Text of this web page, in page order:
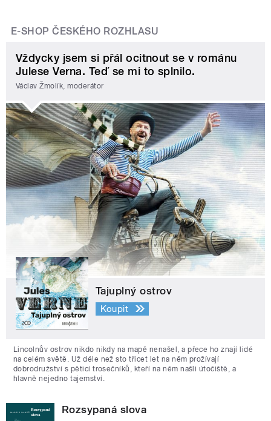
E-SHOP ČESKÉHO ROZHLASU
Vždycky jsem si přál ocitnout se v románu
Julese Verna. Teď se mi to splnilo.
Václav Žmolík, moderátor
Tajuplný ostrov
Koupit
Lincolnův ostrov nikdo nikdy na mapě nenašel, a přece ho znají lidé
na celém světě. Už déle než sto třicet let na něm prožívají
dobrodružství s pěticí trosečníků, kteří na něm našli útočiště, a
hlavně nejedno tajemství.
Rozsypaná slova